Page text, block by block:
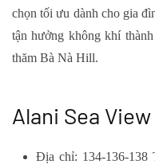
chọn tối ưu dành cho gia
tận hưởng không khí
thăm Bà Nà Hill.
Alani Sea
Địa chỉ: 134-136-138